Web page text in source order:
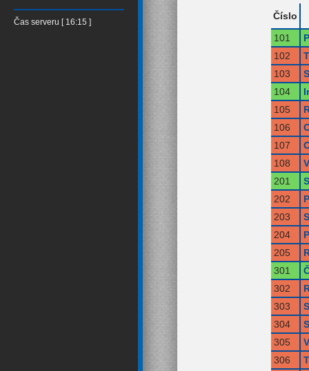
Čas serveru [ 16:15 ]
Číslo
101
102
103
104
105
106
107
108
201
202
203
204
205
301
302
303
304
305
306